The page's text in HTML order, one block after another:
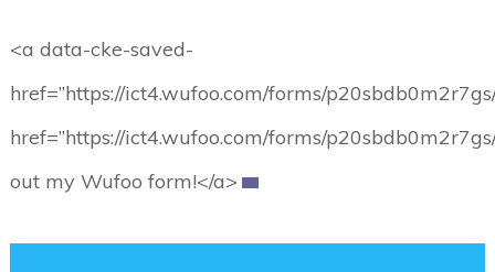
<a data-cke-saved-
href=”https://ict4.wufoo.com/forms/
href=”https://ict4.wufoo.com/forms/
out my Wufoo form!</a>